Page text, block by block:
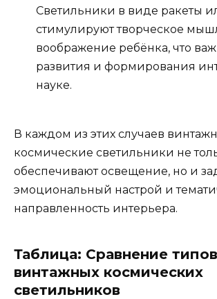
Светильники в виде ракеты
стимулируют творческое
воображение ребёнка, что
развития и формирования
науке.
В каждом из этих случаев
космические светильники не
обеспечивают освещение, но и
эмоциональный настрой и
направленность интерьера.
Таблица: Сравнение типов
винтажных космических
светильников